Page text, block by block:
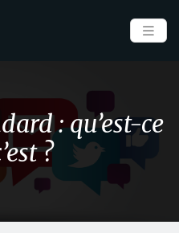
: qu’est-ce
?